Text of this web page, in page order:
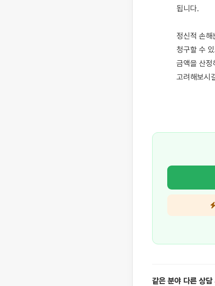
됩니다.
정신적 손해
청구할 수
금액을 산정
고려해보시
같은 분야 다른 상담